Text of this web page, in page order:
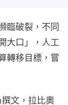
臨破裂，不同
大口」，人工
轉移目標，嘗
文，拉比奧